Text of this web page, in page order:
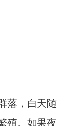
落，白天随
殖。如果夜